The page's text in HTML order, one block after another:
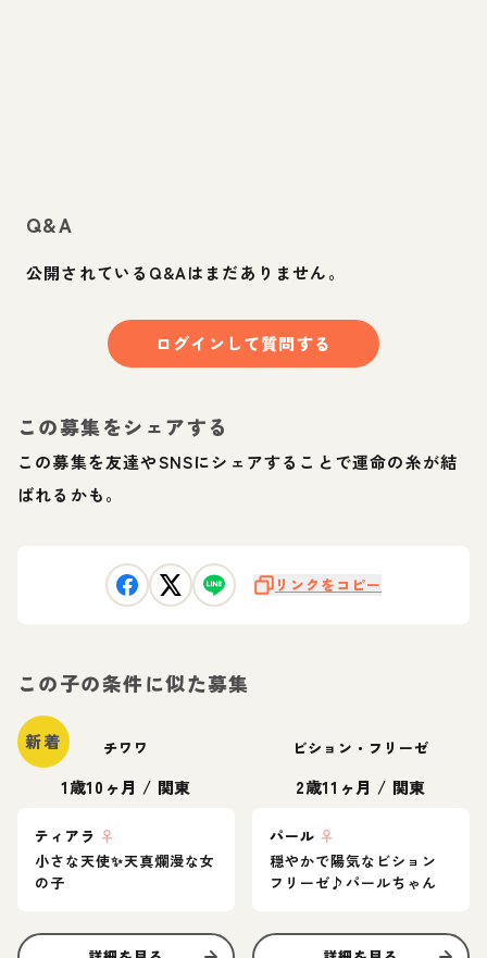
Q&A
公開されているQ&Aはまだありません。
ログインして質問する
この募集をシェアする
この募集を友達やSNSにシェアすることで運命の糸が結
ばれるかも。
リンクをコピー
この子の条件に似た募集
新着 チワワ
1歳10ヶ月 / 関東
ティアラ ♀
小さな天使✨️天真爛漫な女
の子
ビション・フリーゼ
2歳11ヶ月 / 関東
パール ♀
穏やかで陽気なビション
フリーゼ♪パールちゃん